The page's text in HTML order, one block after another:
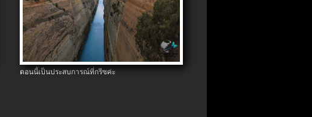
ตอนนี้เป็นประสบการณ์ที่กรีซค่ะ